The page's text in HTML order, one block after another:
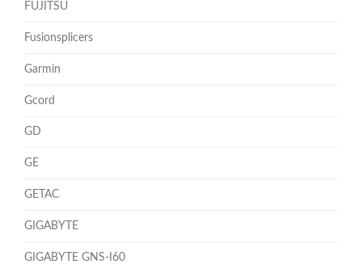
FUJITSU
Fusionsplicers
Garmin
Gcord
GD
GE
GETAC
GIGABYTE
GIGABYTE GNS-I60